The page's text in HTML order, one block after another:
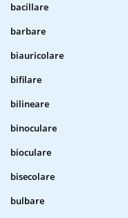
bacillare
barbare
biauricolare
bifilare
bilineare
binoculare
bioculare
bisecolare
bulbare